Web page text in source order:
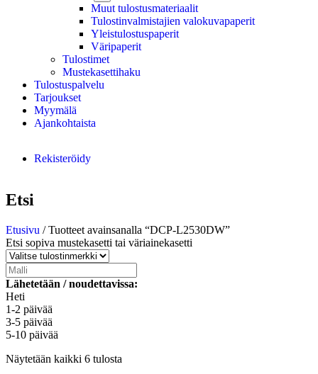
Muut tulostusmateriaalit
Tulostinvalmistajien valokuvapaperit
Yleistulostuspaperit
Väripaperit
Tulostimet
Mustekasettihaku
Tulostuspalvelu
Tarjoukset
Myymälä
Ajankohtaista
Rekisteröidy
Etsi
Etusivu / Tuotteet avainsanalla “DCP-L2530DW”
Etsi sopiva mustekasetti tai väriainekasetti
Lähetetään / noudettavissa:
Heti
1-2 päivää
3-5 päivää
5-10 päivää
Näytetään kaikki 6 tulosta